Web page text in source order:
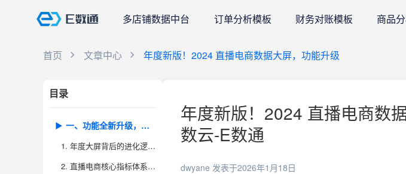
多店铺数据中台 订单分析模板 财务对账模板 商品
首页 文章中心 年度新版！2024 直播电商数据大屏，功能升级
目录
一、功能全新升级，满足多维度直播运营分析需求
1. 年度大屏背后的进化逻辑与核心设计理念
2. 直播电商核心指标体系的深度重塑
年度新版！2024 直播电商数
数云-E数通
dwyane 发表于2026年1月18日